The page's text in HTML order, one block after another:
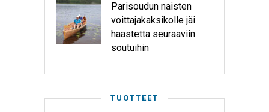
Parisoudun naisten
voittajakaksikolle jäi
haastetta seuraaviin
soutuihin
TUOTTEET